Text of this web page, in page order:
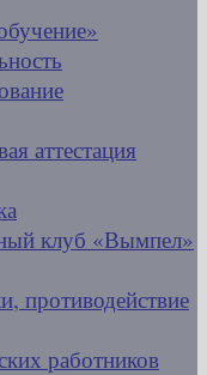
аттестация
клуб «Вымпел»
противодействие
работников